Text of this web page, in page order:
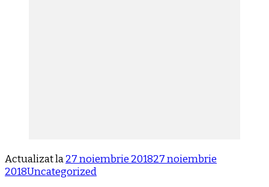
Actualizat la27 noiembrie 201827 noiembrie
2018Uncategorized